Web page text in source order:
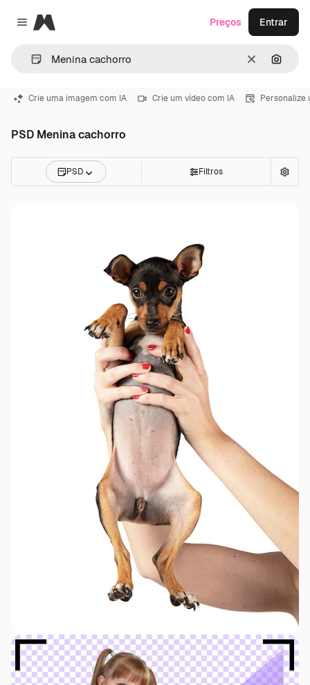
Close menu
Magnific
Limpar
Preços Entrar
Crie uma imagem com IA Crie um vídeo com IA Personalize
PSD Menina cachorro
PSD Filtros